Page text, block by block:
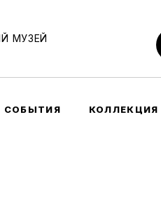
МУЗЕЙ
СОБЫТИЯ КОЛЛЕКЦИЯ